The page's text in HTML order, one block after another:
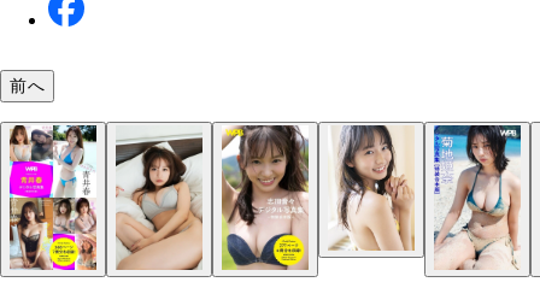
「特装合本版」が大集合！
前へ